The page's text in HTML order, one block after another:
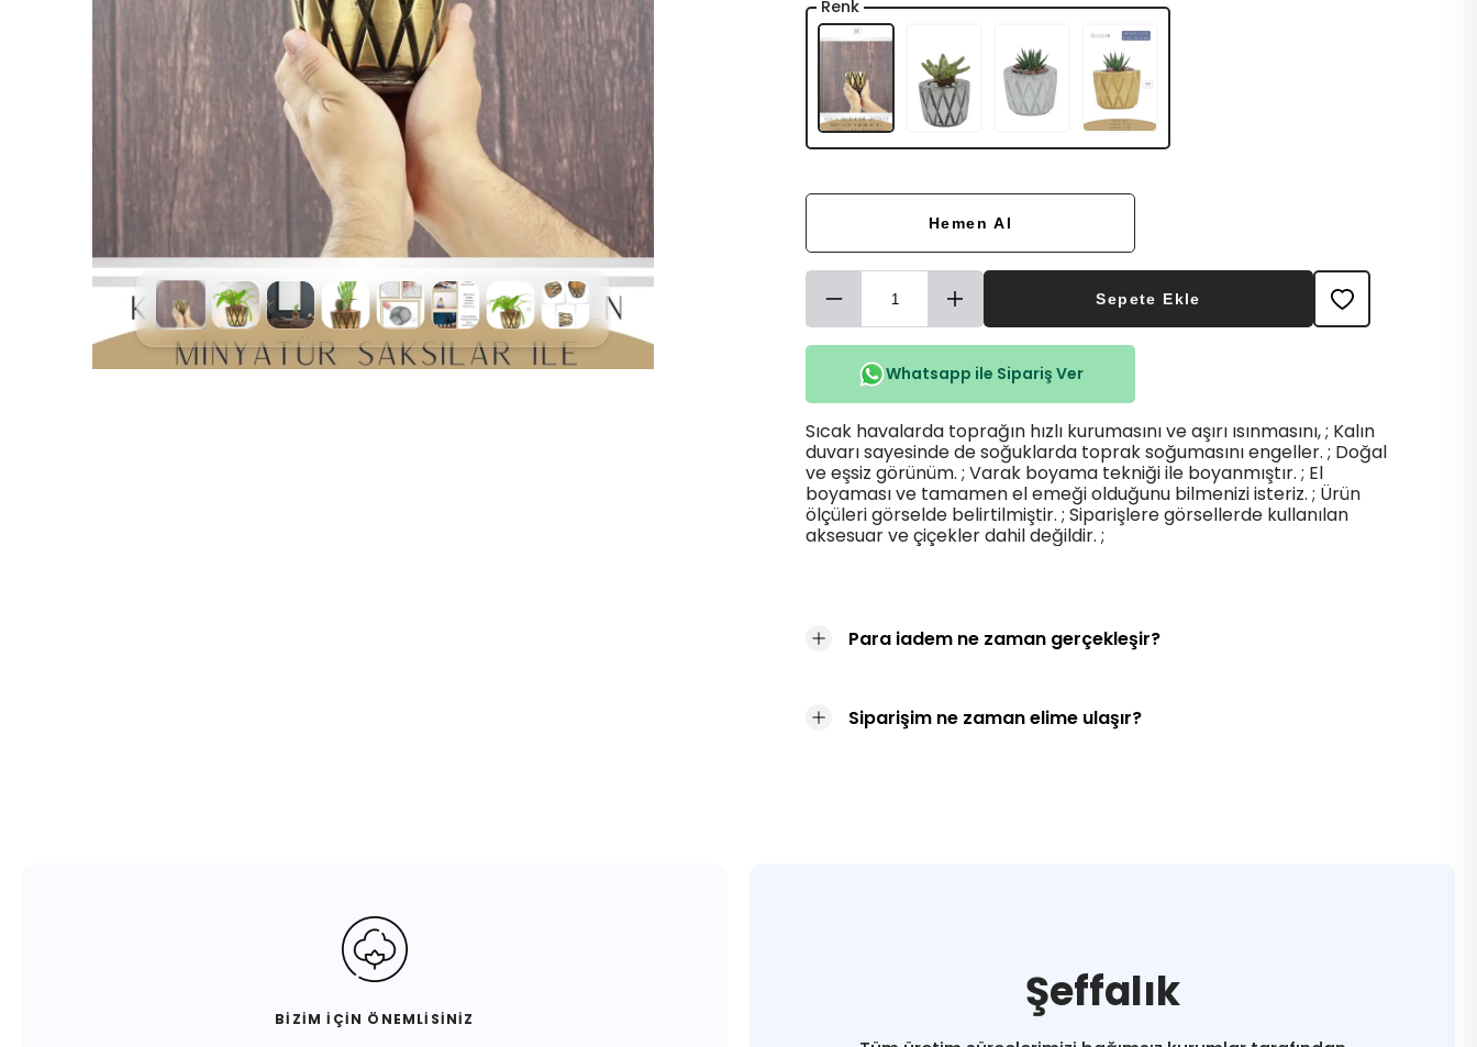
Renk
Hemen Al
Sepete Ekle
Whatsapp ile Sipariş Ver
Sıcak havalarda toprağın hızlı kurumasını ve aşırı ısınmasını, ; Kalın
duvarı sayesinde de soğuklarda toprak soğumasını engeller. ; Doğal
ve eşsiz görünüm. ; Varak boyama tekniği ile boyanmıştır. ; El
boyaması ve tamamen el emeği olduğunu bilmenizi isteriz. ; Ürün
ölçüleri görselde belirtilmiştir. ; Siparişlere görsellerde kullanılan
aksesuar ve çiçekler dahil değildir. ;
Para iadem ne zaman gerçekleşir?
Siparişim ne zaman elime ulaşır?
BİZİM İÇİN ÖNEMLİSİNİZ Şeffalık